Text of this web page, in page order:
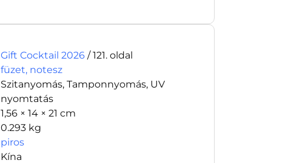
Gift Cocktail 2026/ 121. oldal
füzet, notesz
Szitanyomás, Tamponnyomás, UV
nyomtatás
1,56 × 14 × 21 cm
0.293 kg
piros
Kína